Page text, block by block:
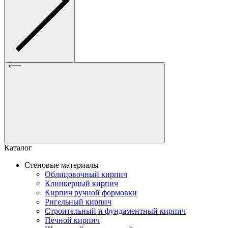
Каталог
Стеновые материалы
Облицовочный кирпич
Клинкерный кирпич
Кирпич ручной формовки
Ригельный кирпич
Строительный и фундаментный кирпич
Печной кирпич